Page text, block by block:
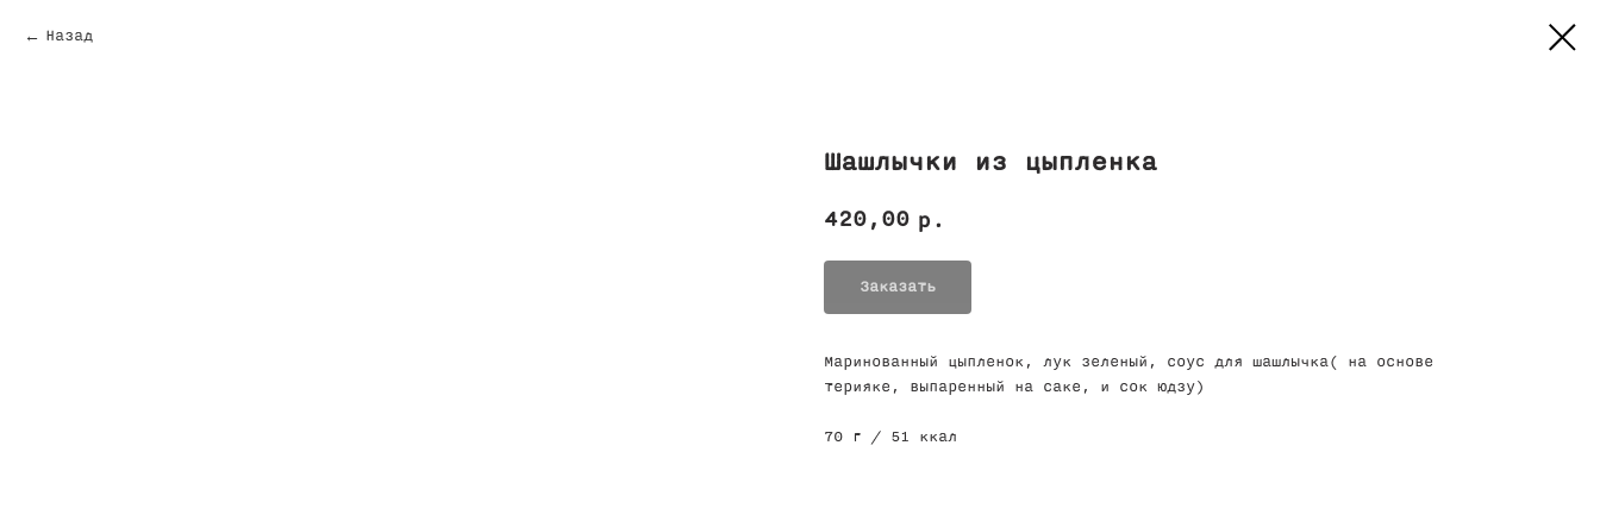
Назад
Шашлычки из цыпленка
420,00 р.
Заказать
Маринованный цыпленок, лук зеленый, соус для шашлычка( на основе
терияке, выпаренный на саке, и сок юдзу)
70 г / 51 ккал